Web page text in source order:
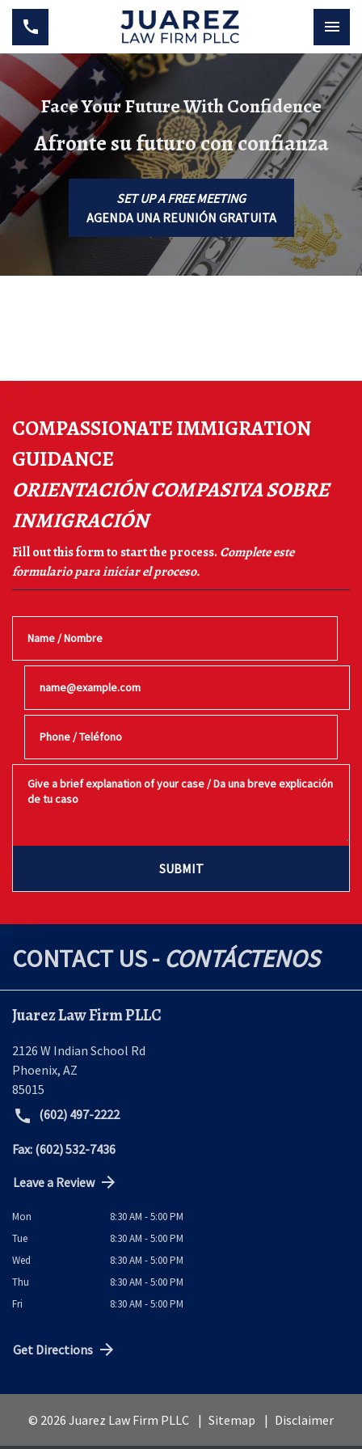
Face Your Future With Confidence
Afronte su futuro con confianza
SET UP A FREE MEETING
AGENDA UNA REUNIÓN GRATUITA
COMPASSIONATE IMMIGRATION
GUIDANCE
ORIENTACIÓN COMPASIVA SOBRE
INMIGRACIÓN
Fill out this form to start the process. Complete este
formulario para iniciar el proceso.
SUBMIT
CONTACT US - CONTÁCTENOS
Juarez Law Firm PLLC
2126 W Indian School Rd
Phoenix, AZ
85015
(602) 497-2222
Fax: (602) 532-7436
Leave a Review
Mon
8:30 AM - 5:00 PM
Tue
8:30 AM - 5:00 PM
Wed
8:30 AM - 5:00 PM
Thu
8:30 AM - 5:00 PM
Fri
8:30 AM - 5:00 PM
Get Directions
© 2026 Juarez Law Firm PLLC Sitemap Disclaimer